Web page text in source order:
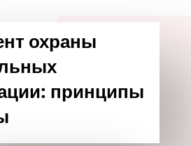
охраны
принципы